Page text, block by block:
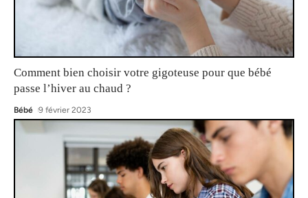
Comment bien choisir votre gigoteuse pour que bébé
passe l’hiver au chaud ?
Bébé 9 février 2023